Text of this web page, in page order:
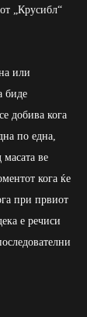
„Крусибл“
или
биде
добива кога
по една,
масата ве
кога ќе
при првиот
е речиси